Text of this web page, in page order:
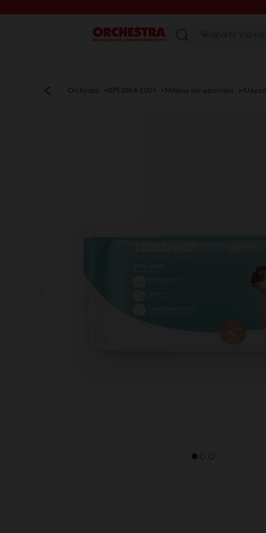
Μενού
Orchestra ΒΡΕΦΙΚΑ ΕΙΔΗ Μπάνιο και φροντίδα Αλλαγή